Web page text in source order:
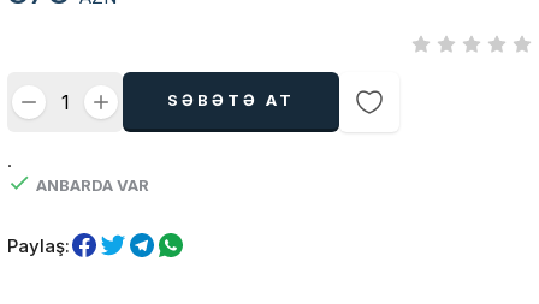
SƏBƏTƏ AT
.
ANBARDA VAR
Paylaş: